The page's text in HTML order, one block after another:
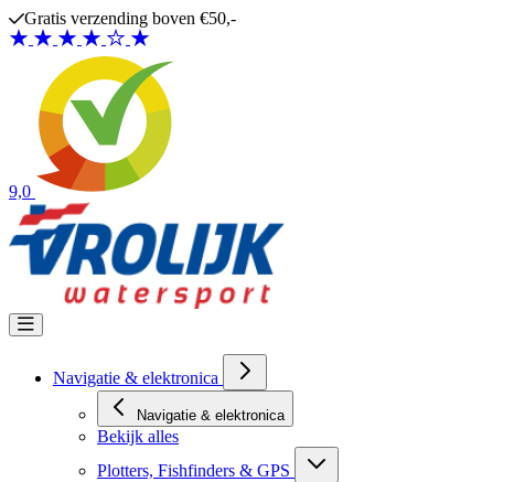
Ga naar de inhoud
Gratis verzending boven €50,-
9,0
Navigatie & elektronica
Navigatie & elektronica
Bekijk alles
Plotters, Fishfinders & GPS